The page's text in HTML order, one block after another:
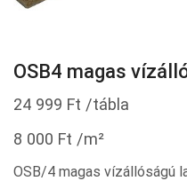
OSB4 magas
24 999 Ft /tábla
8 000 Ft /m²
OSB/4 magas vízállóságú